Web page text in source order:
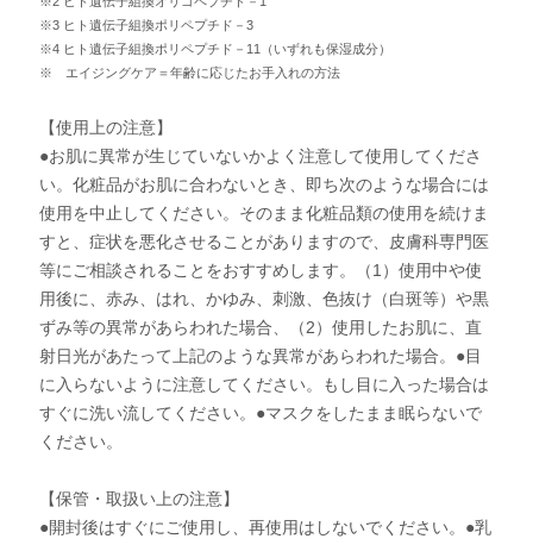
※3 ヒト遺伝子組換ポリペプチド－3
※4 ヒト遺伝子組換ポリペプチド－11（いずれも保湿成分）
※ エイジングケア＝年齢に応じたお手入れの方法
【使用上の注意】
●お肌に異常が生じていないかよく注意して使用してくださ
い。化粧品がお肌に合わないとき、即ち次のような場合には
使用を中止してください。そのまま化粧品類の使用を続けま
すと、症状を悪化させることがありますので、皮膚科専門医
等にご相談されることをおすすめします。（1）使用中や使
用後に、赤み、はれ、かゆみ、刺激、色抜け（白斑等）や黒
ずみ等の異常があらわれた場合、（2）使用したお肌に、直
射日光があたって上記のような異常があらわれた場合。●目
に入らないように注意してください。もし目に入った場合は
すぐに洗い流してください。●マスクをしたまま眠らないで
ください。
【保管・取扱い上の注意】
●開封後はすぐにご使用し、再使用はしないでください。●乳